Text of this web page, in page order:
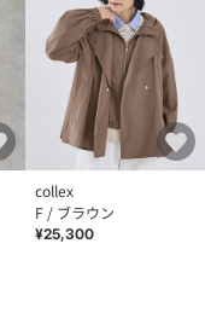
collex
F / ブラウン
¥25,300